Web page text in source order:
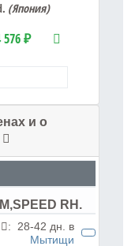
(Япония)
576 ₽
и о
RH.
: 28-42 дн. в
Мытищи